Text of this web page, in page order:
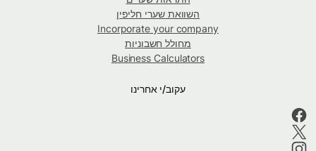
השוואת שערי חליפין
Incorporate your company
מחולל חשבוניות
Business Calculators
עקוב/י אחרינו